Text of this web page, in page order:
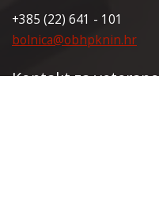
+385 (22) 641 - 101
bolnica@obhpknin.hr
Kontakt za